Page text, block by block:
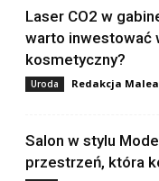
Laser CO2 w
warto inwestować
kosmetyczny?
Uroda Redakcja
Salon w stylu
przestrzeń, która